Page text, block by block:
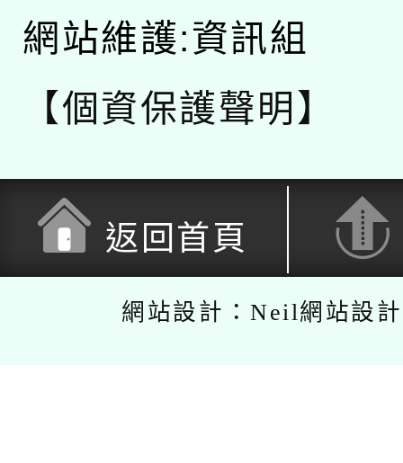
網站維護:資訊組
【個資保護聲明】
返回首頁
網站設計：Neil網站設